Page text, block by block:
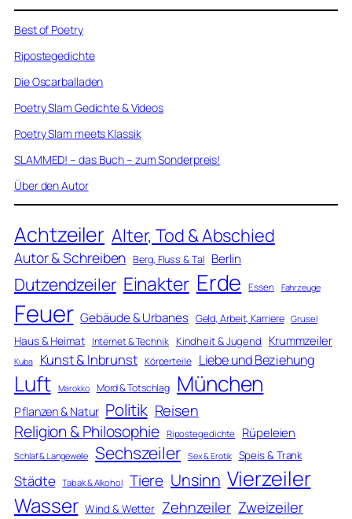
Best of Poetry
Ripostegedichte
Die Oscarballaden
Poetry Slam Gedichte & Videos
Poetry Slam meets Klassik
SLAMMED! – das Buch – zum Sonderpreis!
Über den Autor
Achtzeiler Alter, Tod & Abschied
Autor & Schreiben Berg, Fluss & Tal Berlin
Dutzendzeiler Einakter Erde Essen Fahrzeuge
Feuer Gebäude & Urbanes Geld, Arbeit, Karriere Grusel
Haus & Heimat Internet & Technik Kindheit & Jugend Krummzeiler
Kuba Kunst & Inbrunst Körperteile Liebe und Beziehung
Luft Marokko Mord & Totschlag München
Pflanzen & Natur Politik Reisen
Religion & Philosophie Ripostegedichte Rüpeleien
Schlaf & Langeweile Sechszeiler Sex & Erotik Speis & Trank
Städte Tabak & Alkohol Tiere Unsinn Vierzeiler
Wasser Wind & Wetter Zehnzeiler Zweizeiler